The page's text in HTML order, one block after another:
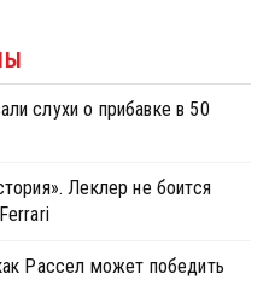
слухи о прибавке в 50
Леклер не боится
Рассел может победить